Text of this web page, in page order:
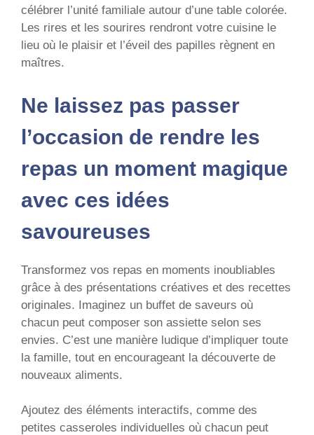
célébrer l’unité familiale autour d’une table colorée.
Les rires et les sourires rendront votre cuisine le
lieu où le plaisir et l’éveil des papilles règnent en
maîtres.
Ne laissez pas passer
l’occasion de rendre les
repas un moment magique
avec ces idées
savoureuses
Transformez vos repas en moments inoubliables
grâce à des présentations créatives et des recettes
originales. Imaginez un buffet de saveurs où
chacun peut composer son assiette selon ses
envies. C’est une manière ludique d’impliquer toute
la famille, tout en encourageant la découverte de
nouveaux aliments.
Ajoutez des éléments interactifs, comme des
petites casseroles individuelles où chacun peut